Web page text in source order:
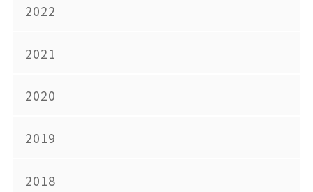
2022
2021
2020
2019
2018